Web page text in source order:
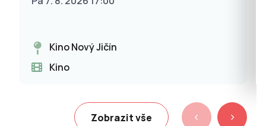
Kino Nový Jičín
Kino
Zobrazit vše